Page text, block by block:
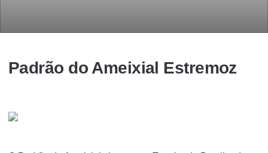
Padrão do Ameixial Estremoz